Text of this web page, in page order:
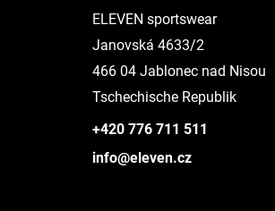
ELEVEN sportswear
Janovská 4633/2
466 04 Jablonec nad Nisou
Tschechische Republik
+420 776 711 511
info@eleven.cz